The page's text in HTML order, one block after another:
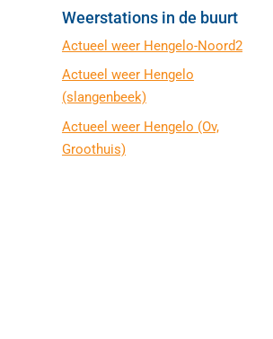
Weerstations in de buurt
Actueel weer Hengelo-Noord2
Actueel weer Hengelo
(slangenbeek)
Actueel weer Hengelo (Ov,
Groothuis)